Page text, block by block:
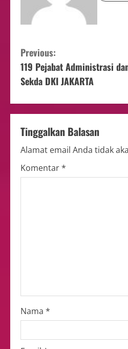
Previous:
119 Pejabat Administrasi
Sekda DKI JAKARTA
Tinggalkan Balasan
Alamat email Anda tidak
Komentar*
Nama *